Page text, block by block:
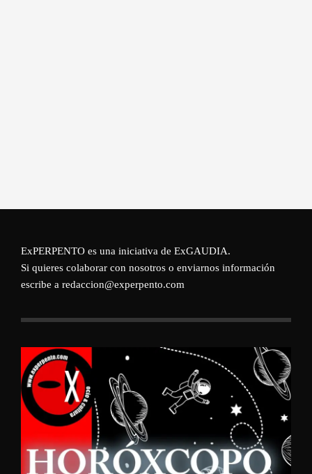
ExPERPENTO es una iniciativa de ExGAUDIA.
Si quieres colaborar con nosotros o enviarnos información
escribe a redaccion@experpento.com